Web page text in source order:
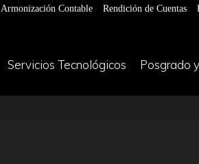
Armonización Contable Rendición de Cuentas
Servicios Tecnológicos Posgrado